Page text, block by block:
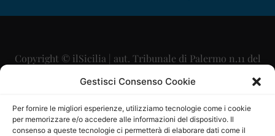
Gestisci Consenso Cookie
Per fornire le migliori esperienze, utilizziamo tecnologie come i cookie
per memorizzare e/o accedere alle informazioni del dispositivo. Il
consenso a queste tecnologie ci permetterà di elaborare dati come il
Copyright © ilSicilia | aut. Tribunale di Palermo n.11 del
29/09/2015
Direttore Editoriale: Maurizio Scaglione